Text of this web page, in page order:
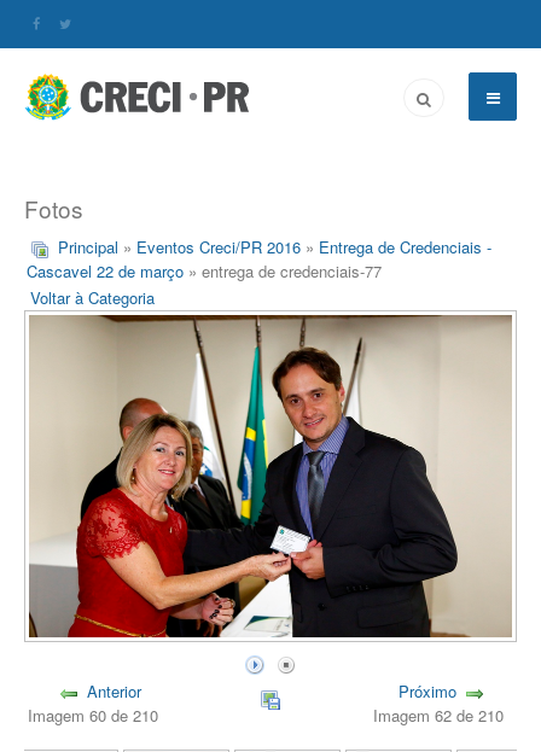
Fotos
Principal » Eventos Creci/PR 2016 » Entrega de Credenciais -
Cascavel 22 de março » entrega de credenciais-77
Voltar à Categoria
Anterior
Imagem 60 de 210
Próximo
Imagem 62 de 210